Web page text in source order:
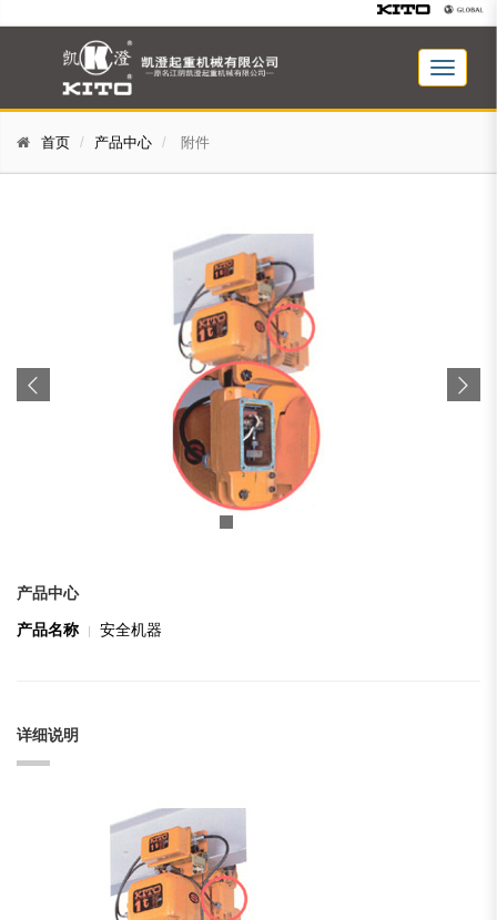
首页 产品中心 附件
产品中心
产品名称 安全机器
详细说明